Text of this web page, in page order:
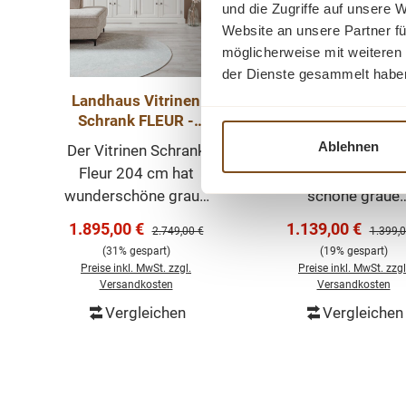
und die Zugriffe auf unsere
Website an unsere Partner
möglicherweise mit
der Dienste gesammelt
Ablehnen
Landhaus Vitrinen
Schrank FLEUR -
SCHRANK 204 cm
Der Vitrinen Schrank
Fleur 204 cm hat
wunderschöne graue
diesem Möbelstück
einen romantischen
und ländlichen Look
verleihen! Dieser
Verkaufspreis:
1.895,00 € Regulärer Preis:
2.749,00 €
(31% gespart)
Preise inkl. MwSt. zzgl.
Versandkosten
Vergleichen
200 cm -
Kommode
Das Sideboard
200 cm hat
schöne graue
Möbelstück
romantischen und
ländlichen Look
verleiht! Dieses
Verkaufspreis:
1.139,00 €
(19% gespart)
Preise inkl. MwSt.
Versandkosten
Vergleichen